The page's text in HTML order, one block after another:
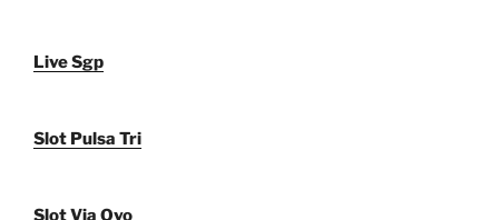
Live Sgp
Slot Pulsa Tri
Slot Via Ovo